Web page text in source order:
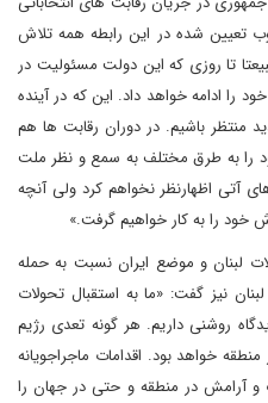
تعیین شده در این رابطه همه تلاش
تا روزی که این دولت مسئولیت در
را ادامه خواهد داد. این که در آینده
منتظر باشیم. در دوران رقابت ها هم
را به طرق مختلف به سمع و نظر ملت
آتی اظهارنظر نخواهم کرد ولی آنچه
را به کار خواهیم گرفت.»
لبنان و موضع ایران نسبت به حمله
نیز گفت: «ما به استقبال تحولات
روشنی داریم. هر گونه تعدی رژیم
خواهد بود. اقدامات ماجراجویانه
و آرامش در منطقه و حتی در جهان را